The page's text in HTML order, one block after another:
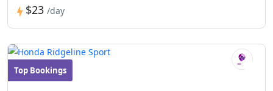
$23 /day
Top Bookings
Convertibles